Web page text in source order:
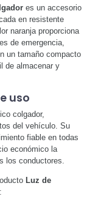
es un accesorio
en resistente
naranja proporciona
de emergencia,
un tamaño compacto
de almacenar y
uso
colgador,
del vehículo. Su
fiable en todas
económico la
los conductores.
Luz de